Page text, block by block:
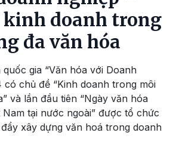
doanh trong
đa văn hóa
quốc gia “Văn hóa với Doanh
có chủ đề “Kinh doanh trong môi
và lần đầu tiên “Ngày văn hóa
tại nước ngoài” được tổ chức
xây dựng văn hoá trong doanh